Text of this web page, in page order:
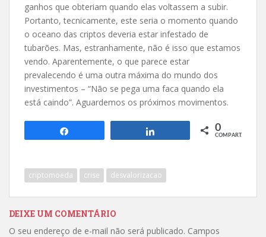
ganhos que obteriam quando elas voltassem a subir.
Portanto, tecnicamente, este seria o momento quando
o oceano das criptos deveria estar infestado de
tubarões. Mas, estranhamente, não é isso que estamos
vendo. Aparentemente, o que parece estar
prevalecendo é uma outra máxima do mundo dos
investimentos – “Não se pega uma faca quando ela
está caindo”. Aguardemos os próximos movimentos.
Compartilhar 0
COMPART.
criptomoeda crise desvalorizacao
DEIXE UM COMENTÁRIO
O seu endereço de e-mail não será publicado. Campos